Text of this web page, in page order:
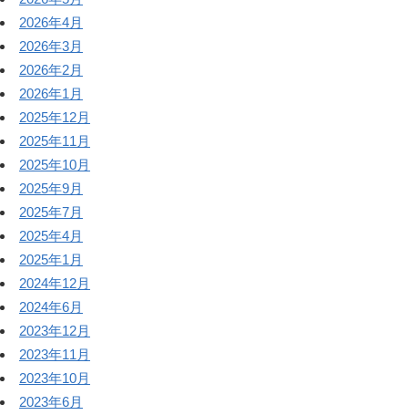
2026年4月
2026年3月
2026年2月
2026年1月
2025年12月
2025年11月
2025年10月
2025年9月
2025年7月
2025年4月
2025年1月
2024年12月
2024年6月
2023年12月
2023年11月
2023年10月
2023年6月